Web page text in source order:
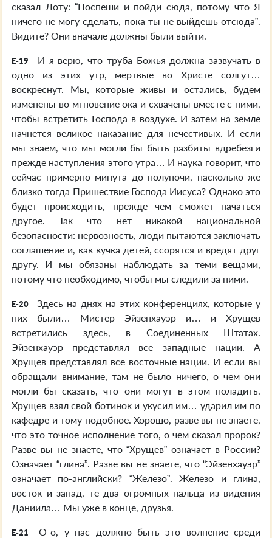
сказал Лоту: “Поспеши и пойди сюда, потому что Я
ничего не могу сделать, пока ты не выйдешь отсюда”.
Видите? Они вначале должны были выйти.
E-19
И я верю, что труба Божья должна зазвучать в
одно из этих утр, мертвые во Христе солгут…
воскреснут. Мы, которые живы и остались, будем
изменены во мгновение ока и схвачены вместе с ними,
чтобы встретить Господа в воздухе. И затем на земле
начнется великое наказание для нечестивых. И если
мы знаем, что мы могли бы быть разбиты вдребезги
прежде наступления этого утра… И наука говорит, что
сейчас примерно минута до полуночи, насколько же
близко тогда Пришествие Господа Иисуса? Однако это
будет происходить, прежде чем сможет начаться
другое. Так что нет никакой национальной
безопасности: нервозность, люди пытаются заключать
соглашение и, как кучка детей, ссорятся и вредят друг
другу. И мы обязаны наблюдать за теми вещами,
потому что необходимо, чтобы мы следили за ними.
E-20
Здесь на днях на этих конференциях, которые у
них были… Мистер Эйзенхауэр и… и Хрущев
встретились здесь, в Соединенных Штатах.
Эйзенхауэр представлял все западные нации. А
Хрущев представлял все восточные нации. И если вы
обращали внимание, там не было ничего, о чем они
могли бы сказать, что они могут в этом поладить.
Хрущев взял свой ботинок и укусил им… ударил им по
кафедре и тому подобное. Хорошо, разве вы не знаете,
что это точное исполнение того, о чем сказал пророк?
Разве вы не знаете, что “Хрущев” означает в России?
Означает “глина”. Разве вы не знаете, что “Эйзенхауэр”
означает по-английски? “Железо”. Железо и глина,
восток и запад, те два огромных пальца из видения
Даниила… Мы уже в конце, друзья.
E-21
О-о, у нас должно быть это волнение среди